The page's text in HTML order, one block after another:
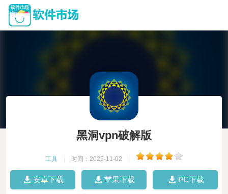
黑洞vpn破解版
工具 时间：2025-11-02
安卓下载 苹果下载 PC下载